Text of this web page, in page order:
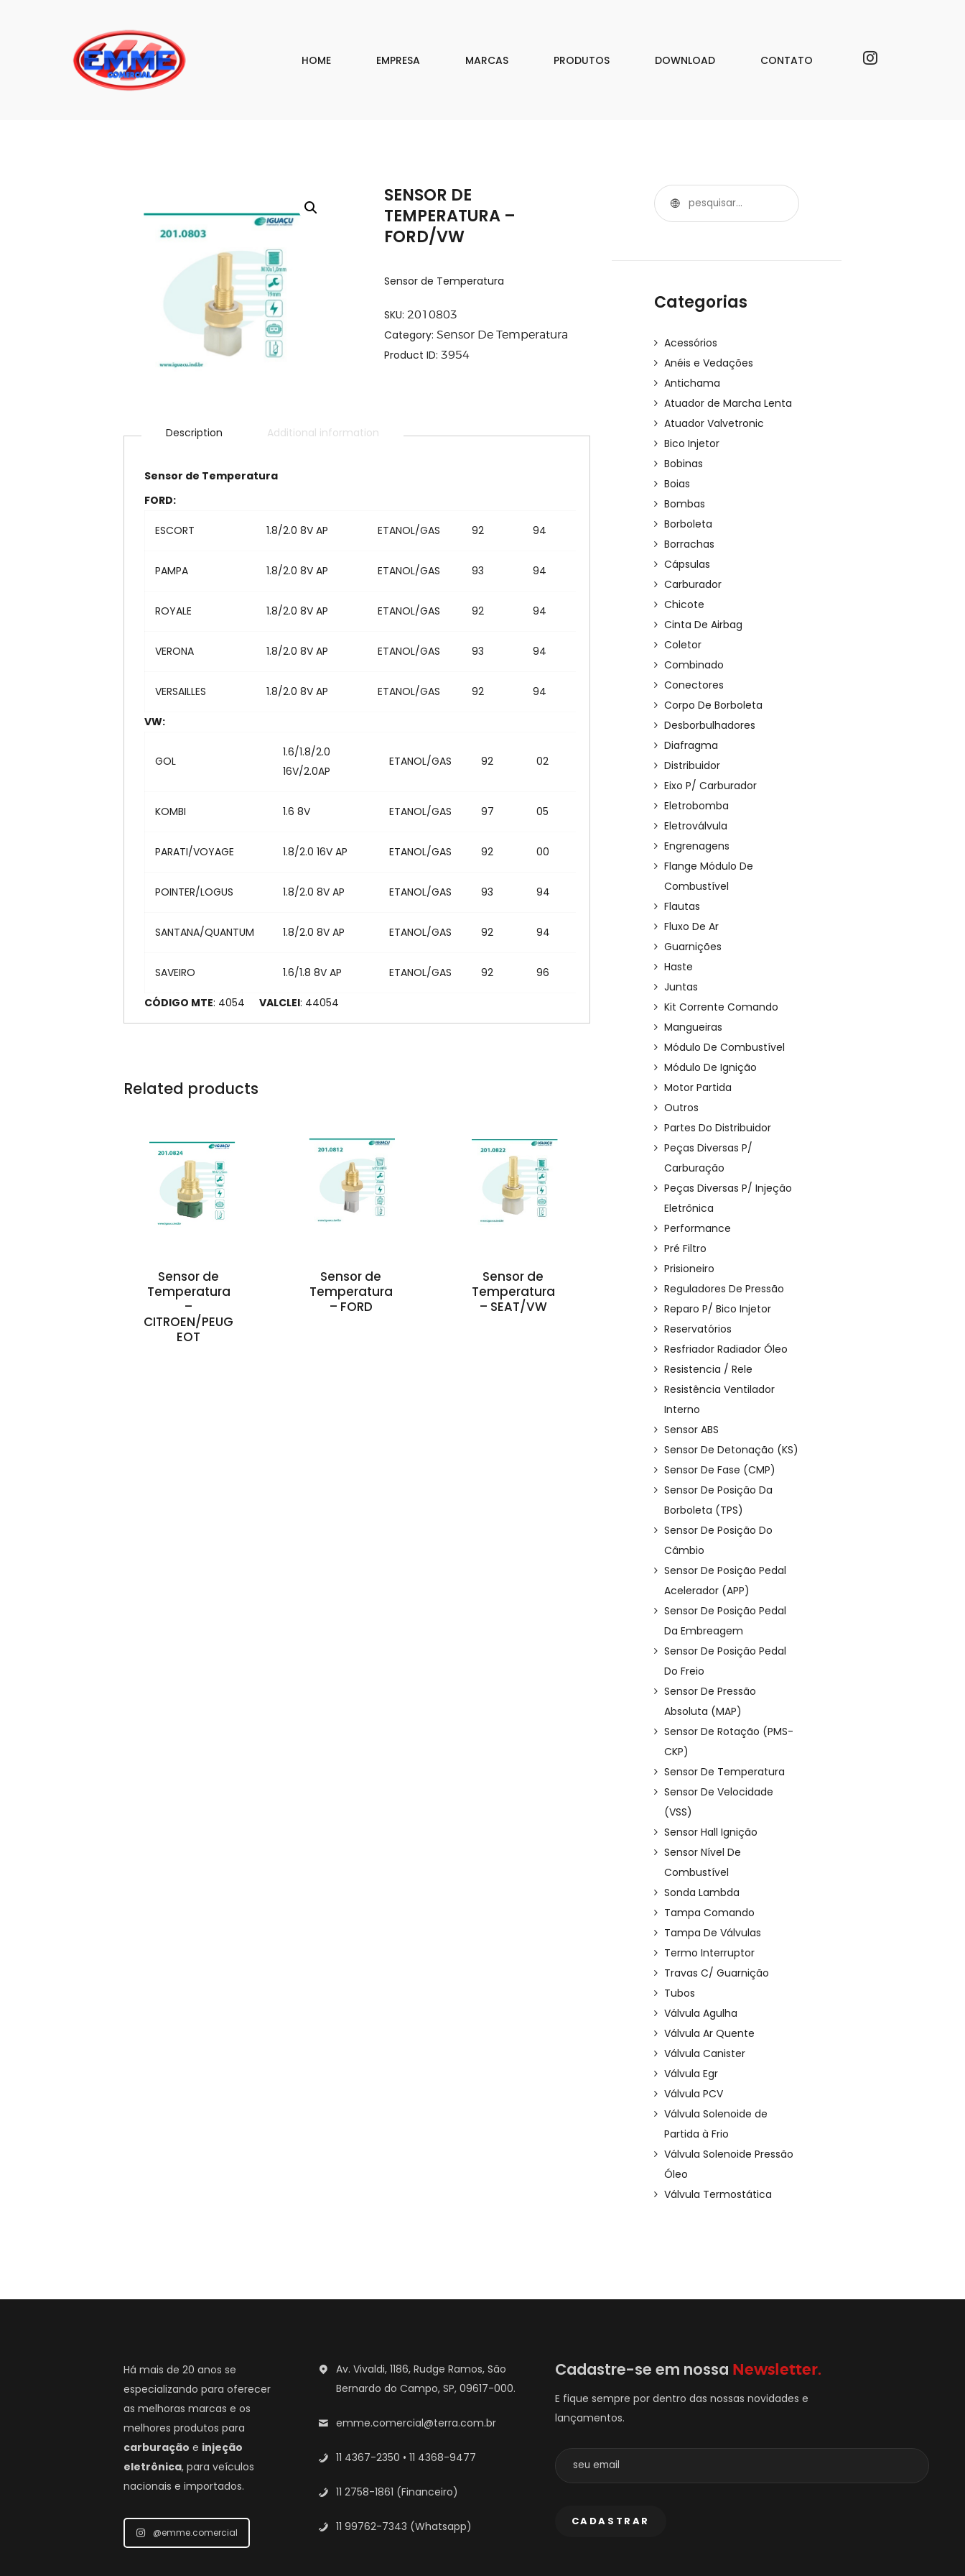
HOME EMPRESA MARCAS PRODUTOS DOWNLOAD CONTATO
PRODUTOS
SENSOR DE
TEMPERATURA –
FORD/VW
Sensor de Temperatura
SKU: 2010803
Category: Sensor De Temperatura
Product ID: 3954
Description Additional information
Sensor de Temperatura
FORD:
ESCORT 1.8/2.0 8V AP ETANOL/GAS 92 94
PAMPA 1.8/2.0 8V AP ETANOL/GAS 93 94
ROYALE 1.8/2.0 8V AP ETANOL/GAS 92 94
VERONA 1.8/2.0 8V AP ETANOL/GAS 93 94
VERSAILLES 1.8/2.0 8V AP ETANOL/GAS 92 94
VW:
GOL
1.6/1.8/2.0
16V/2.0AP
ETANOL/GAS 92 02
KOMBI 1.6 8V ETANOL/GAS 97 05
PARATI/VOYAGE 1.8/2.0 16V AP ETANOL/GAS 92 00
POINTER/LOGUS 1.8/2.0 8V AP ETANOL/GAS 93 94
SANTANA/QUANTUM 1.8/2.0 8V AP ETANOL/GAS 92 94
SAVEIRO 1.6/1.8 8V AP ETANOL/GAS 92 96
CÓDIGO MTE: 4054 VALCLEI: 44054
Related products
Sensor de
Temperatura
–
CITROEN/PEUG
EOT
Sensor de
Temperatura
– FORD
Sensor de
Temperatura
– SEAT/VW
PESQUISAR
Categorias
Acessórios
Anéis e Vedações
Antichama
Atuador de Marcha Lenta
Atuador Valvetronic
Bico Injetor
Bobinas
Boias
Bombas
Borboleta
Borrachas
Cápsulas
Carburador
Chicote
Cinta De Airbag
Coletor
Combinado
Conectores
Corpo De Borboleta
Desborbulhadores
Diafragma
Distribuidor
Eixo P/ Carburador
Eletrobomba
Eletroválvula
Engrenagens
Flange Módulo De
Combustível
Flautas
Fluxo De Ar
Guarnições
Haste
Juntas
Kit Corrente Comando
Mangueiras
Módulo De Combustível
Módulo De Ignição
Motor Partida
Outros
Partes Do Distribuidor
Peças Diversas P/
Carburação
Peças Diversas P/ Injeção
Eletrônica
Performance
Pré Filtro
Prisioneiro
Reguladores De Pressão
Reparo P/ Bico Injetor
Reservatórios
Resfriador Radiador Óleo
Resistencia / Rele
Resistência Ventilador
Interno
Sensor ABS
Sensor De Detonação (KS)
Sensor De Fase (CMP)
Sensor De Posição Da
Borboleta (TPS)
Sensor De Posição Do
Câmbio
Sensor De Posição Pedal
Acelerador (APP)
Sensor De Posição Pedal
Da Embreagem
Sensor De Posição Pedal
Do Freio
Sensor De Pressão
Absoluta (MAP)
Sensor De Rotação (PMS-
CKP)
Sensor De Temperatura
Sensor De Velocidade
(VSS)
Sensor Hall Ignição
Sensor Nível De
Combustível
Sonda Lambda
Tampa Comando
Tampa De Válvulas
Termo Interruptor
Travas C/ Guarnição
Tubos
Válvula Agulha
Válvula Ar Quente
Válvula Canister
Válvula Egr
Válvula PCV
Válvula Solenoide de
Partida à Frio
Válvula Solenoide Pressão
Óleo
Válvula Termostática
Há mais de 20 anos se
especializando para oferecer
as melhoras marcas e os
melhores produtos para
carburação e injeção
eletrônica, para veículos
nacionais e importados.
@emme.comercial
Av. Vivaldi, 1186, Rudge Ramos, São
Bernardo do Campo, SP, 09617-000.
emme.comercial@terra.com.br
11 4367-2350 • 11 4368-9477
11 2758-1861 (Financeiro)
11 99762-7343 (Whatsapp)
Cadastre-se em nossa Newsletter.
E fique sempre por dentro das nossas novidades e
lançamentos.